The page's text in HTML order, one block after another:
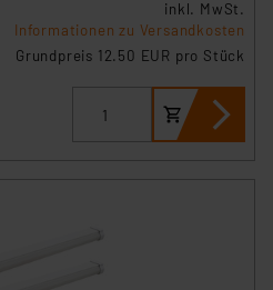
inkl. MwSt.
Informationen zu Versandkosten
Grundpreis 12.50 EUR pro Stück